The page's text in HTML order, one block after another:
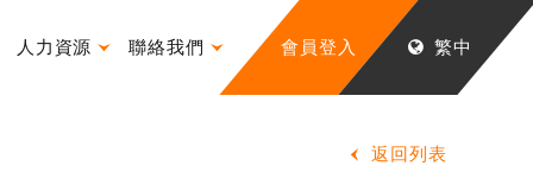
人力資源 聯絡我們 會員登入 繁中
返回列表